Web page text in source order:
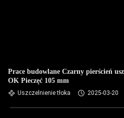
Prace budowlane Czarny pierścień
OK Pieczęć 105 mm
Uszczelnienie tłoka 2025-03-20